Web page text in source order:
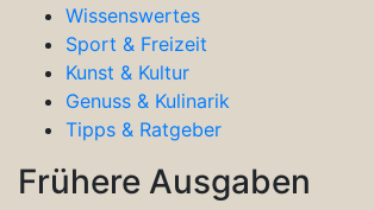
Wissenswertes
Sport & Freizeit
Kunst & Kultur
Genuss & Kulinarik
Tipps & Ratgeber
Frühere Ausgaben